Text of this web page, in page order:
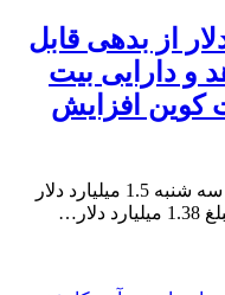
دلار از بدهی قابل
و دارایی بیت
به 843738 بیت کوین افزایش
خوراکی های کلیدی Strategy روز سه شنبه 1.5 میلیارد دلار